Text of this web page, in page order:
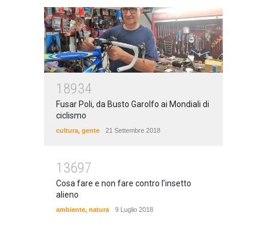
18934
Fusar Poli, da Busto Garolfo ai Mondiali di
ciclismo
cultura, gente 21 Settembre 2018
13697
Cosa fare e non fare contro l’insetto
alieno
ambiente, natura 9 Luglio 2018